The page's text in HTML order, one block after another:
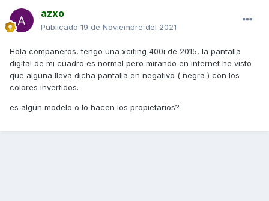
azxo
Publicado 19 de Noviembre del 2021
Hola compañeros, tengo una xciting 400i de 2015, la pantalla
digital de mi cuadro es normal pero mirando en internet he visto
que alguna lleva dicha pantalla en negativo ( negra ) con los
colores invertidos.
es algún modelo o lo hacen los propietarios?